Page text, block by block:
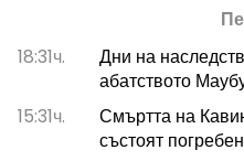
18:31ч.
Дни на
абатството
15:31ч.
Смъртта на
състоят